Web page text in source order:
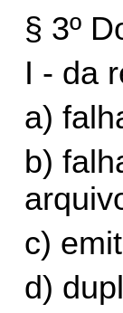
§ 3º
I - da
a)
b)
c)
d)